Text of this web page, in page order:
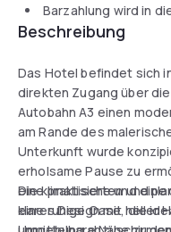
Barzahlung wird in
Beschreibung
Das Hotel befindet sich
direkten Zugang über
Autobahn A3 einen
am Rande des
Unterkunft wurde
erholsame Pause zu
eine praktische und
klares Design mit heller
Die klimatisierten und
eine ruhige Oase, die